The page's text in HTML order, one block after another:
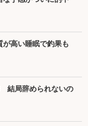
高い睡眠で釣果も
結局辞められないの